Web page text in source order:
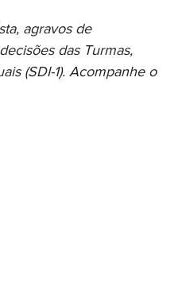
agravos de
das Turmas,
(SDI-1). Acompanhe o